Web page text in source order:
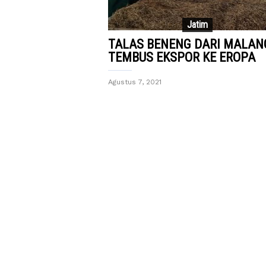
Jatim
TALAS BENENG DARI
TEMBUS EKSPOR KE EROPA
Agustus 7, 2021